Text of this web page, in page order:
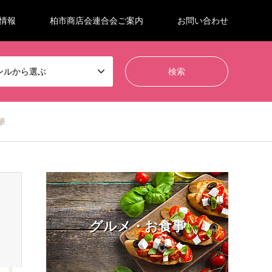
報 柏市商店会連合会ご案内 お問い合わせ
ルから選ぶ
グルメ・お食事